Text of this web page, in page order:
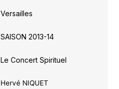
Versailles
SAISON 2013-14
Le Concert Spirituel
Hervé NIQUET